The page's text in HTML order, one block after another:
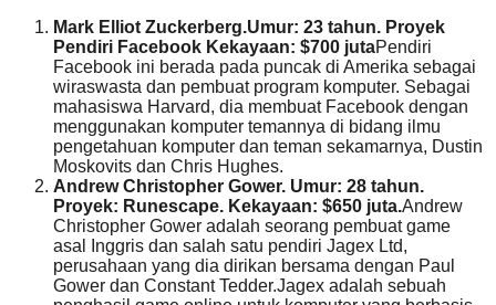
Mark Elliot Zuckerberg.Umur: 23 tahun. Proyek
Pendiri Facebook Kekayaan: $700 jutaPendiri
Facebook ini berada pada puncak di Amerika sebagai
wiraswasta dan pembuat program komputer. Sebagai
mahasiswa Harvard, dia membuat Facebook dengan
menggunakan komputer temannya di bidang ilmu
pengetahuan komputer dan teman sekamarnya, Dustin
Moskovits dan Chris Hughes.
Andrew Christopher Gower. Umur: 28 tahun.
Proyek: Runescape. Kekayaan: $650 juta.Andrew
Christopher Gower adalah seorang pembuat game
asal Inggris dan salah satu pendiri Jagex Ltd,
perusahaan yang dia dirikan bersama dengan Paul
Gower dan Constant Tedder.Jagex adalah sebuah